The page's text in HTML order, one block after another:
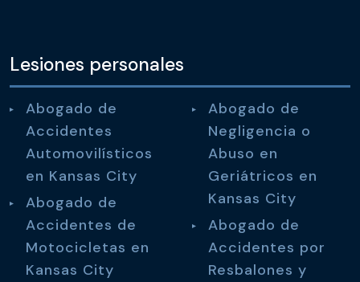
Lesiones personales
Abogado de
Accidentes
Automovilísticos
en Kansas City
Abogado de
Accidentes de
Motocicletas en
Kansas City
Abogado de
Negligencia o
Abuso en
Geriátricos en
Kansas City
Abogado de
Accidentes por
Resbalones y